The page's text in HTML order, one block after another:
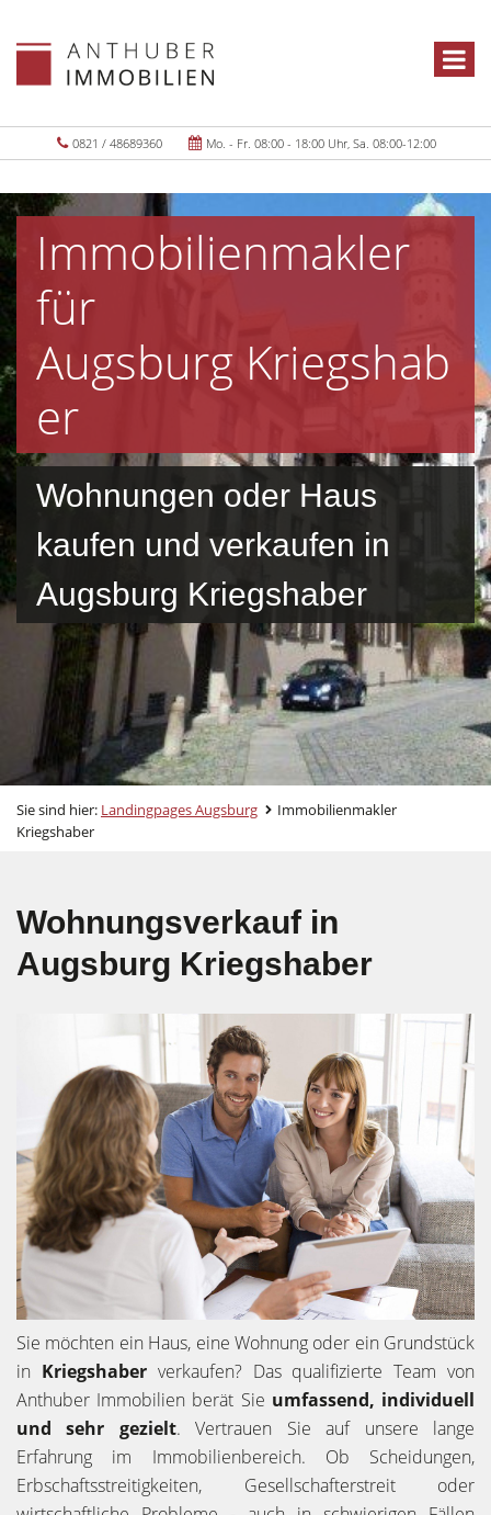
0821 / 48689360 Mo. - Fr. 08:00 - 18:00 Uhr, Sa. 08:00-12:00
Immobilienmakler
für
Augsburg Kriegshab
er
Wohnungen oder Haus
kaufen und verkaufen in
Augsburg Kriegshaber
Sie sind hier: Landingpages Augsburg
Immobilienmakler
Kriegshaber
Wohnungsverkauf in
Augsburg Kriegshaber
Sie möchten ein Haus, eine Wohnung oder ein Grundstück
in Kriegshaberverkaufen? Das qualifizierte Team von
Anthuber Immobilien berät Sie umfassend, individuell
und sehr gezielt. Vertrauen Sie auf unsere lange
Erfahrung im Immobilienbereich. Ob Scheidungen,
Erbschaftsstreitigkeiten, Gesellschafterstreit oder